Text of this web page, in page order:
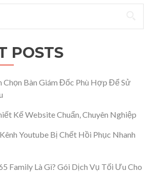
POSTS
Chọn Bàn Giám Đốc Phù Hợp Để Sử
Kế Website Chuẩn, Chuyên Nghiệp
Youtube Bị Chết Hồi Phục Nhanh
Family Là Gì? Gói Dịch Vụ Tối Ưu Cho